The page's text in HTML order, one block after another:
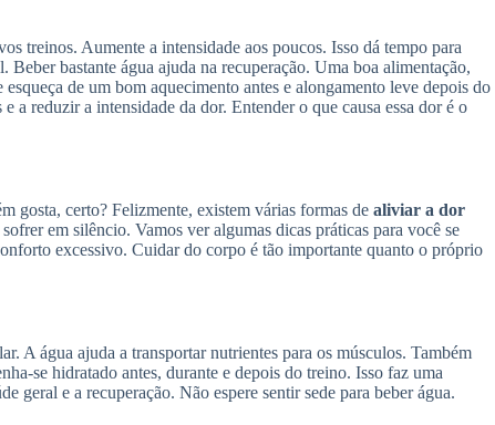
treinos. Aumente a intensidade aos poucos. Isso dá tempo para
bastante água ajuda na recuperação. Uma boa alimentação,
de um bom aquecimento antes e alongamento leve depois do
a reduzir a intensidade da dor. Entender o que causa essa dor é o
gosta, certo? Felizmente, existem várias formas de aliviar a dor
em silêncio. Vamos ver algumas dicas práticas para você se
excessivo. Cuidar do corpo é tão importante quanto o próprio
A água ajuda a transportar nutrientes para os músculos. Também
se hidratado antes, durante e depois do treino. Isso faz uma
geral e a recuperação. Não espere sentir sede para beber água.